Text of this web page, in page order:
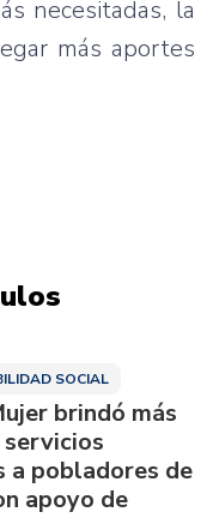
necesitadas, la
más aportes
SOCIAL
brindó más
a pobladores de
apoyo de